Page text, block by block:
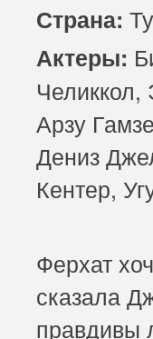
Страна:
Актеры:
Арзу
Дениз
Кентер,
Ферхат
сказала
правдивы